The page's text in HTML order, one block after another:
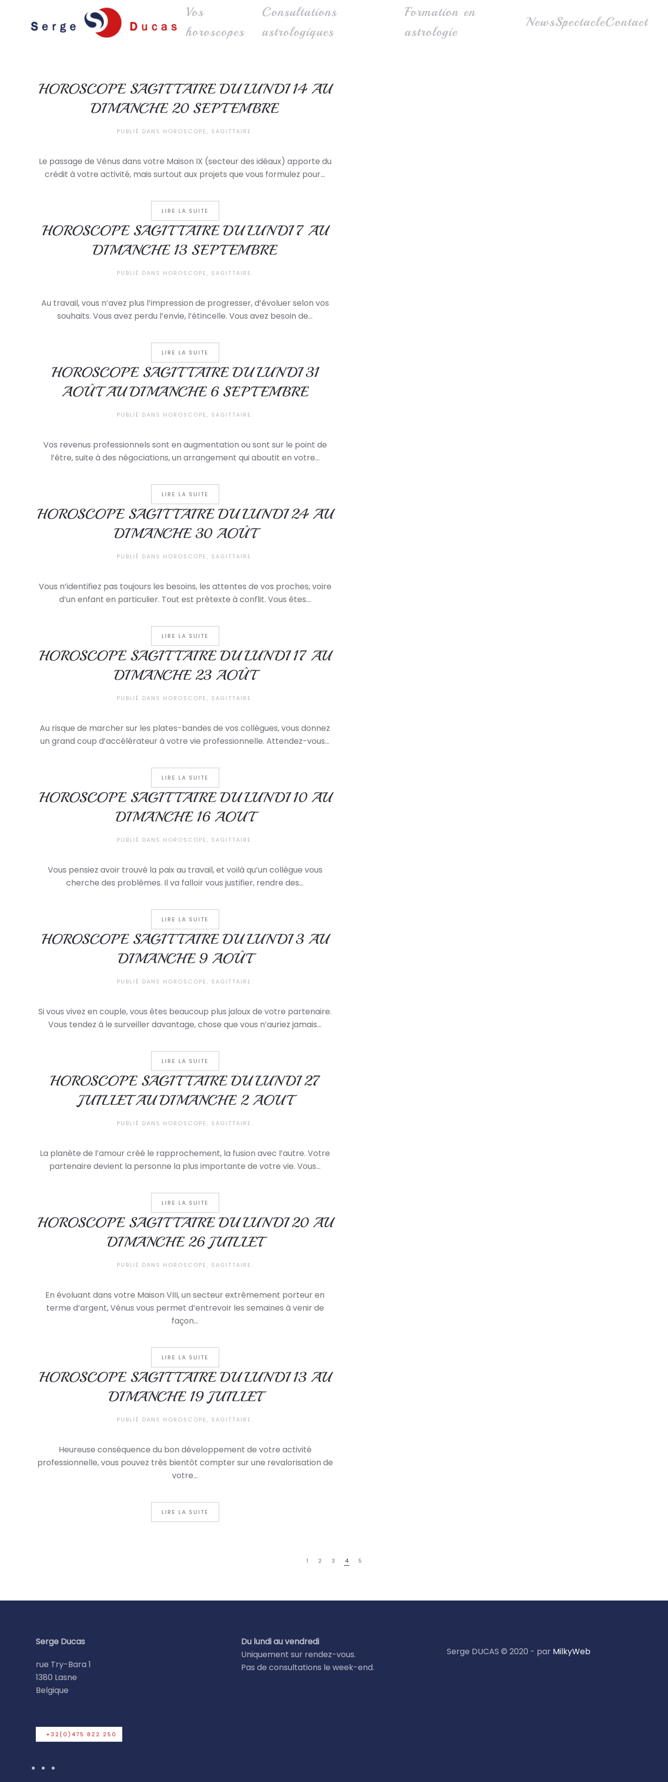
Skip to main content
Vos
horoscopes
Consultations
astrologiques
Formation en
astrologie
NewsSpectacleContact
HOROSCOPE SAGITTAIRE DU LUNDI 14 AU
DIMANCHE 20 SEPTEMBRE
PUBLIÉ DANS HOROSCOPE, SAGITTAIRE .
Le passage de Vénus dans votre Maison IX (secteur des idéaux) apporte du
crédit à votre activité, mais surtout aux projets que vous formulez pour...
LIRE LA SUITE
HOROSCOPE SAGITTAIRE DU LUNDI 7 AU
DIMANCHE 13 SEPTEMBRE
PUBLIÉ DANS HOROSCOPE, SAGITTAIRE .
Au travail, vous n’avez plus l’impression de progresser, d’évoluer selon vos
souhaits. Vous avez perdu l’envie, l’étincelle. Vous avez besoin de...
LIRE LA SUITE
HOROSCOPE SAGITTAIRE DU LUNDI 31
AOÛT AU DIMANCHE 6 SEPTEMBRE
PUBLIÉ DANS HOROSCOPE, SAGITTAIRE .
Vos revenus professionnels sont en augmentation ou sont sur le point de
l’être, suite à des négociations, un arrangement qui aboutit en votre...
LIRE LA SUITE
HOROSCOPE SAGITTAIRE DU LUNDI 24 AU
DIMANCHE 30 AOÛT
PUBLIÉ DANS HOROSCOPE, SAGITTAIRE .
Vous n’identifiez pas toujours les besoins, les attentes de vos proches, voire
d’un enfant en particulier. Tout est prétexte à conflit. Vous êtes...
LIRE LA SUITE
HOROSCOPE SAGITTAIRE DU LUNDI 17 AU
DIMANCHE 23 AOÛT
PUBLIÉ DANS HOROSCOPE, SAGITTAIRE .
Au risque de marcher sur les plates-bandes de vos collègues, vous donnez
un grand coup d’accélérateur à votre vie professionnelle. Attendez-vous...
LIRE LA SUITE
HOROSCOPE SAGITTAIRE DU LUNDI 10 AU
DIMANCHE 16 AOUT
PUBLIÉ DANS HOROSCOPE, SAGITTAIRE .
Vous pensiez avoir trouvé la paix au travail, et voilà qu’un collègue vous
cherche des problèmes. Il va falloir vous justifier, rendre des...
LIRE LA SUITE
HOROSCOPE SAGITTAIRE DU LUNDI 3 AU
DIMANCHE 9 AOÛT
PUBLIÉ DANS HOROSCOPE, SAGITTAIRE .
Si vous vivez en couple, vous êtes beaucoup plus jaloux de votre partenaire.
Vous tendez à le surveiller davantage, chose que vous n’auriez jamais...
LIRE LA SUITE
HOROSCOPE SAGITTAIRE DU LUNDI 27
JUILLET AU DIMANCHE 2 AOUT
PUBLIÉ DANS HOROSCOPE, SAGITTAIRE .
La planète de l’amour créé le rapprochement, la fusion avec l’autre. Votre
partenaire devient la personne la plus importante de votre vie. Vous...
LIRE LA SUITE
HOROSCOPE SAGITTAIRE DU LUNDI 20 AU
DIMANCHE 26 JUILLET
PUBLIÉ DANS HOROSCOPE, SAGITTAIRE .
En évoluant dans votre Maison VIII, un secteur extrêmement porteur en
terme d’argent, Vénus vous permet d’entrevoir les semaines à venir de
façon...
LIRE LA SUITE
HOROSCOPE SAGITTAIRE DU LUNDI 13 AU
DIMANCHE 19 JUILLET
PUBLIÉ DANS HOROSCOPE, SAGITTAIRE .
Heureuse conséquence du bon développement de votre activité
professionnelle, vous pouvez très bientôt compter sur une revalorisation de
votre...
LIRE LA SUITE
1 2 3 4 5
Serge Ducas
rue Try-Bara 1
1380 Lasne
Belgique
+32(0)475 822 250
Du lundi au vendredi
Uniquement sur rendez-vous.
Pas de consultations le week-end.
Serge DUCAS © 2020 - par MilkyWeb